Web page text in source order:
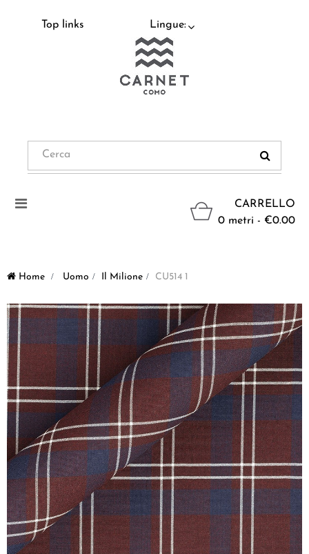
Top links Lingue:
CARRELLO
0 metri - €0.00
Navigazione
Home > Uomo > Il Milione > CU514 1